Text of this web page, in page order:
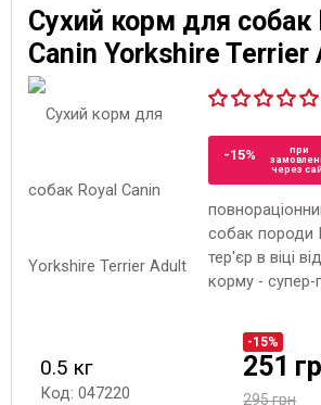
Сухий корм для собак
Canin Yorkshire Terrier
-15%
при
через
собак породи
тер'єр в віці
корму - супер-
0.5 кг
Код: 047220
-15%
251
295 грн